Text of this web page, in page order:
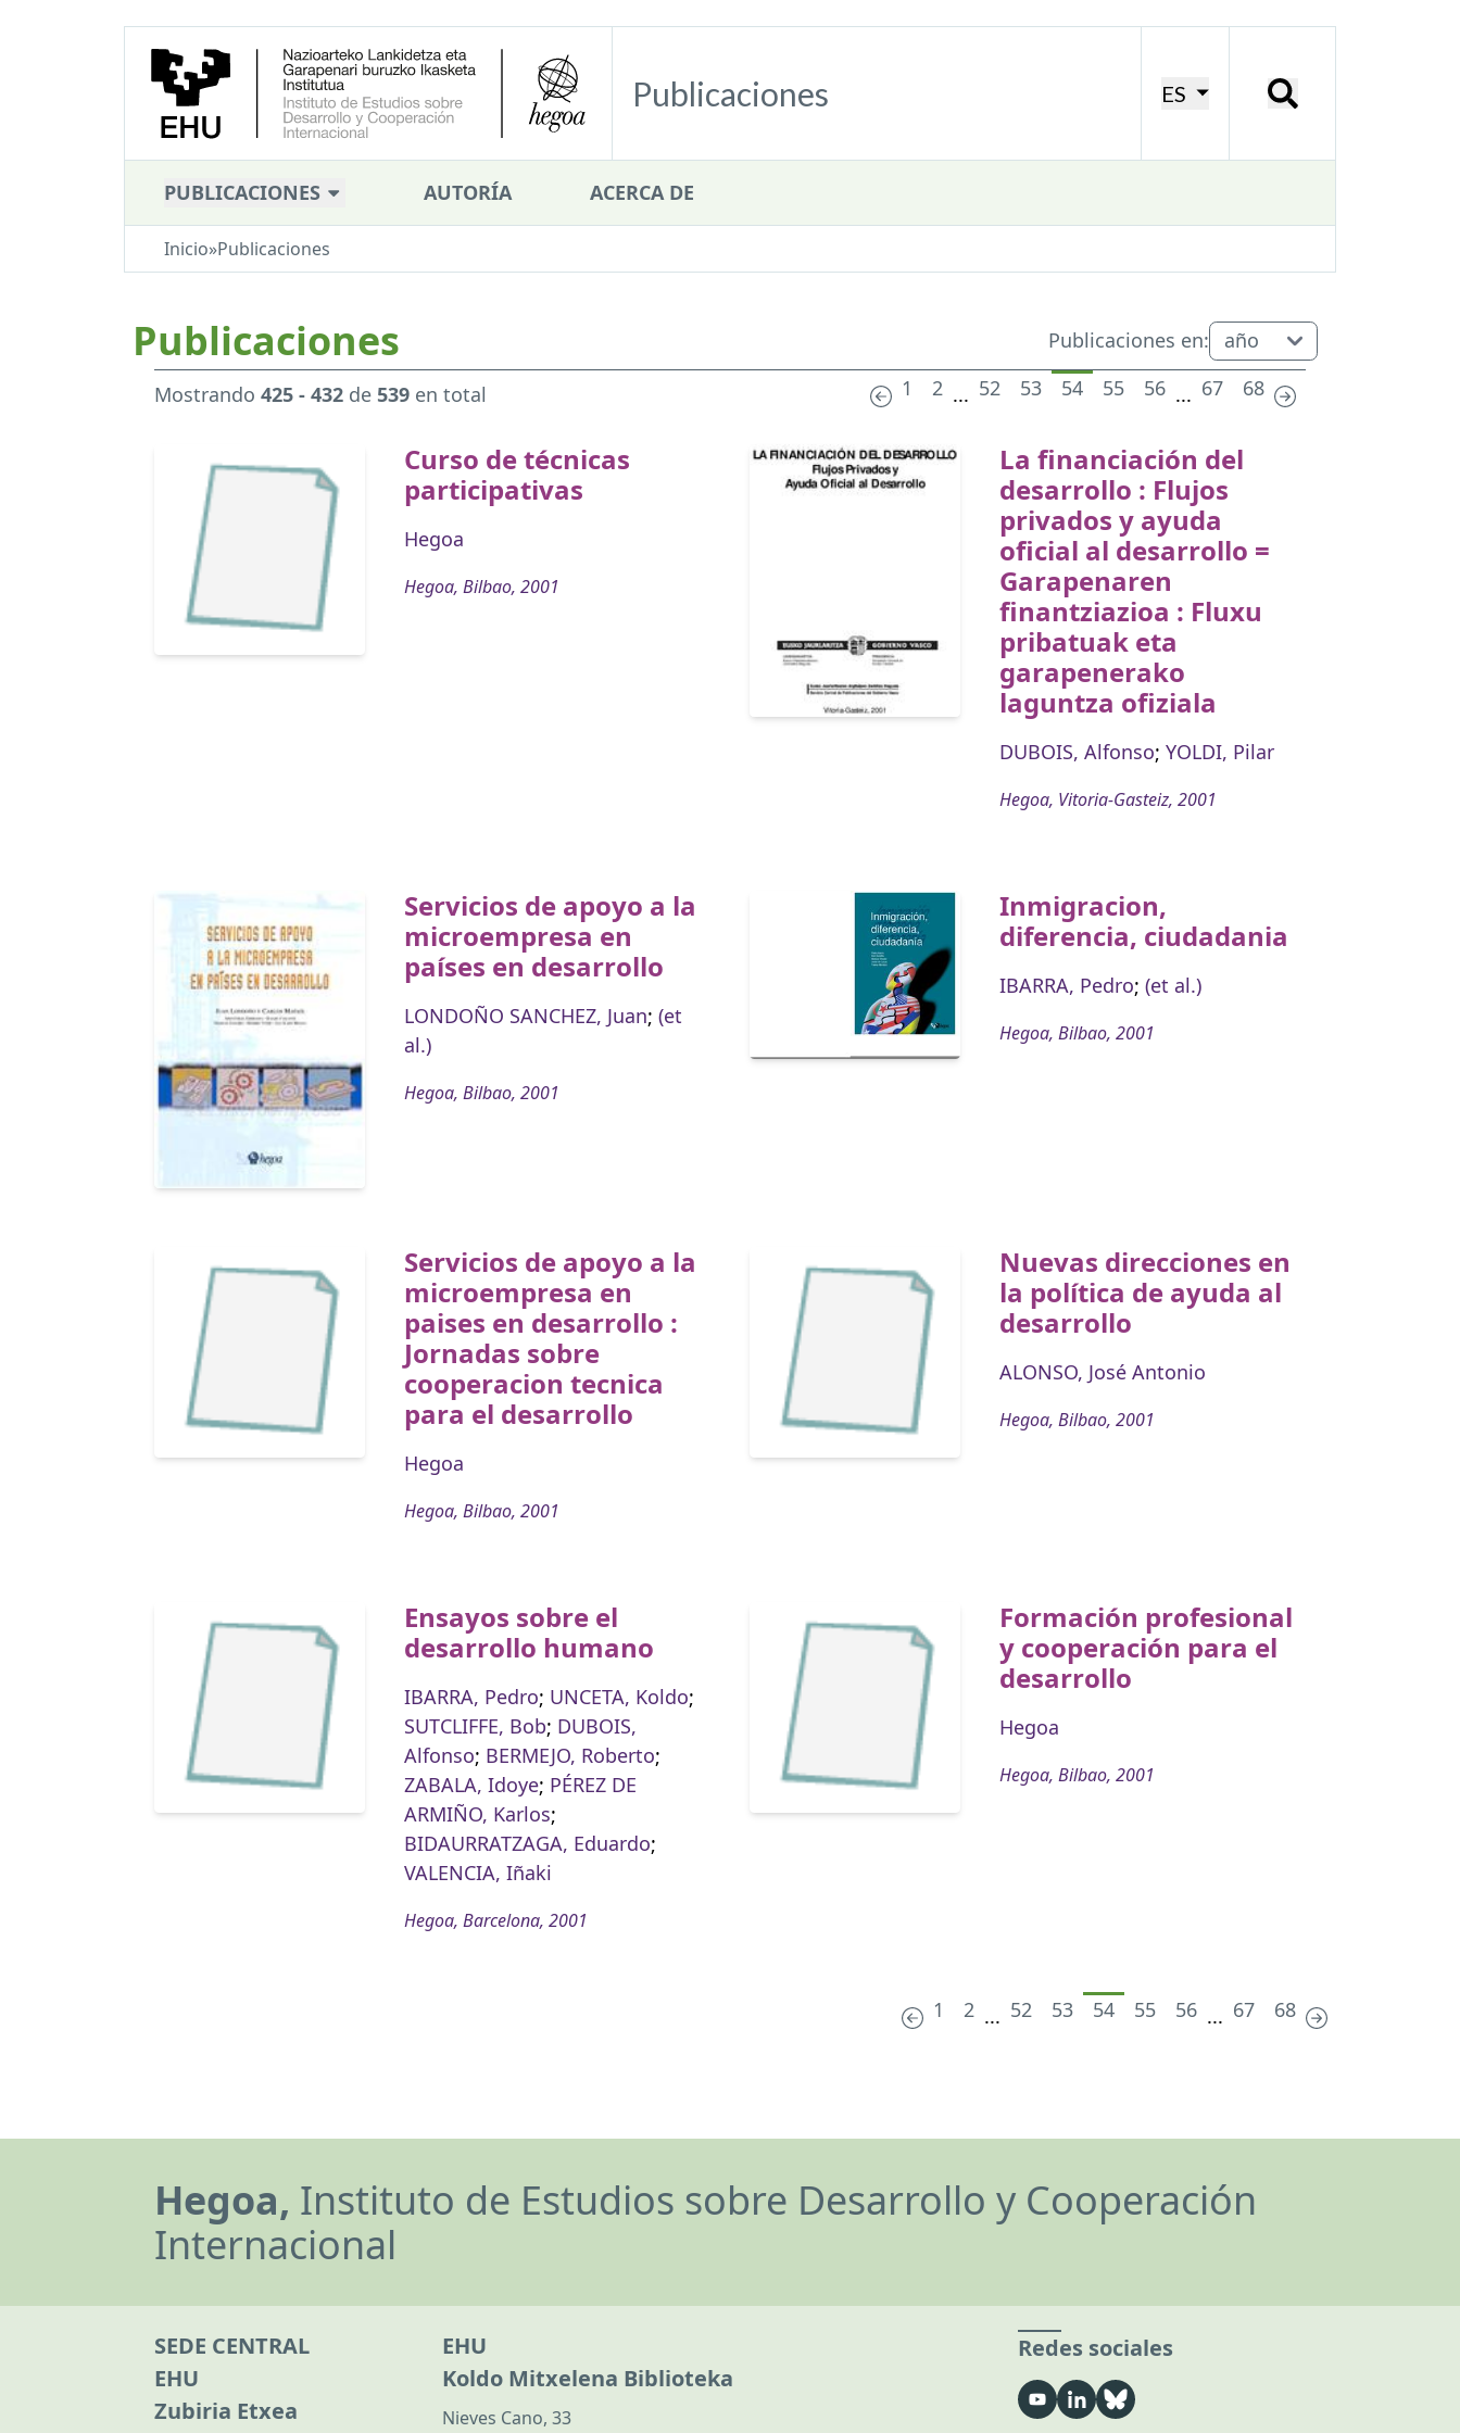
Publicaciones ES
PUBLICACIONES AUTORÍA ACERCA DE
Inicio»Publicaciones
Publicaciones Publicaciones en:
Mostrando 425 - 432 de 539 en total 1 2 ... 52 53 54 55 56 ... 67 68
Curso de técnicas
participativas
Hegoa
Hegoa, Bilbao, 2001
La financiación del
desarrollo : Flujos
privados y ayuda
oficial al desarrollo =
Garapenaren
finantziazioa : Fluxu
pribatuak eta
garapenerako
laguntza ofiziala
DUBOIS, Alfonso; YOLDI, Pilar
Hegoa, Vitoria-Gasteiz, 2001
Servicios de apoyo a la
microempresa en
países en desarrollo
LONDOÑO SANCHEZ, Juan; (et
al.)
Hegoa, Bilbao, 2001
Inmigracion,
diferencia, ciudadania
IBARRA, Pedro; (et al.)
Hegoa, Bilbao, 2001
Servicios de apoyo a la
microempresa en
paises en desarrollo :
Jornadas sobre
cooperacion tecnica
para el desarrollo
Hegoa
Hegoa, Bilbao, 2001
Nuevas direcciones en
la política de ayuda al
desarrollo
ALONSO, José Antonio
Hegoa, Bilbao, 2001
Ensayos sobre el
desarrollo humano
IBARRA, Pedro; UNCETA, Koldo;
SUTCLIFFE, Bob; DUBOIS,
Alfonso; BERMEJO, Roberto;
ZABALA, Idoye; PÉREZ DE
ARMIÑO, Karlos;
BIDAURRATZAGA, Eduardo;
VALENCIA, Iñaki
Hegoa, Barcelona, 2001
Formación profesional
y cooperación para el
desarrollo
Hegoa
Hegoa, Bilbao, 2001
1 2 ... 52 53 54 55 56 ... 67 68
Hegoa, Instituto de Estudios sobre Desarrollo y Cooperación
Internacional
SEDE CENTRAL
EHU
Zubiria Etxea
EHU
Koldo Mitxelena Biblioteka
Nieves Cano, 33
Redes sociales